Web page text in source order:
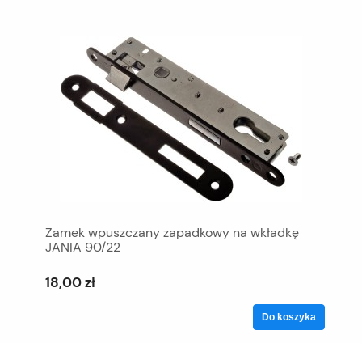
Zamek wpuszczany zapadkowy na wkładkę
JANIA 90/22
18,00 zł
Do koszyka